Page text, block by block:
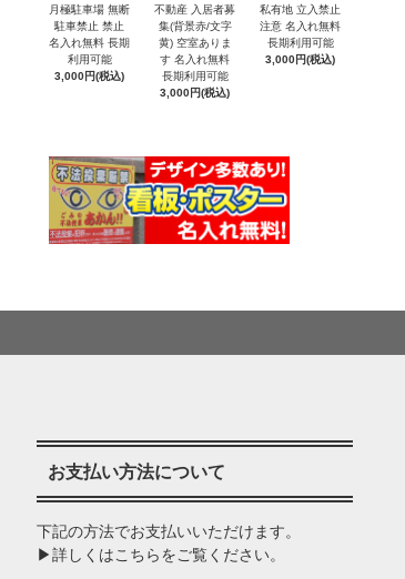
月極駐車場 無断
駐車禁止 禁止
名入れ無料 長期
利用可能
3,000円(税込)
不動産 入居者募
集(背景赤/文字
黄) 空室ありま
す 名入れ無料
長期利用可能
3,000円(税込)
私有地 立入禁止
注意 名入れ無料
長期利用可能
3,000円(税込)
お支払い方法について
下記の方法でお支払いいただけます。
▶詳しくはこちらをご覧ください。